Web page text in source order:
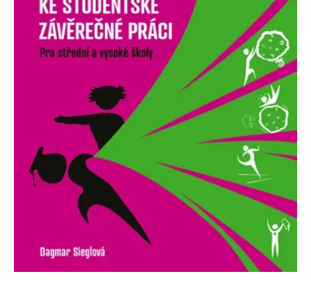
Nezařazené soubory
Nezbytně nutné soubory cookie umožňují základní funkce webových
stránek, jako je přihlášení uživatele a správa účtu. Webové stránky nelze
bez nezbytně nutných souborů cookie správně používat.
Doména
Popis
CookieScriptConsent
CookieScript
www.grada.cz
1 měsíc
Tento soubor
cookie
používá
služba
Cookie-
Script.com k
zapamatování
předvoleb
souhlasu se
soubory
návštěvníků.
Je nutné, aby
banner
cookie
Cookie-
Script.com